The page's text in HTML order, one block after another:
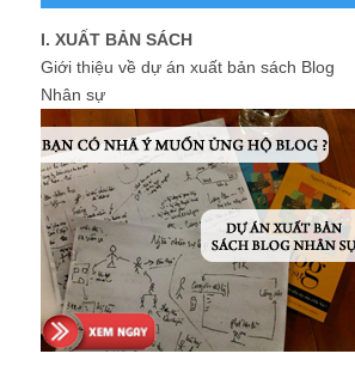
I. XUẤT BẢN SÁCH
Giới thiệu về dự án xuất bản sách Blog
Nhân sự